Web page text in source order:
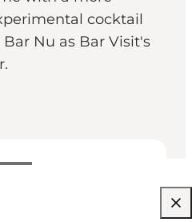
cocktail
Nu as Bar Visit's